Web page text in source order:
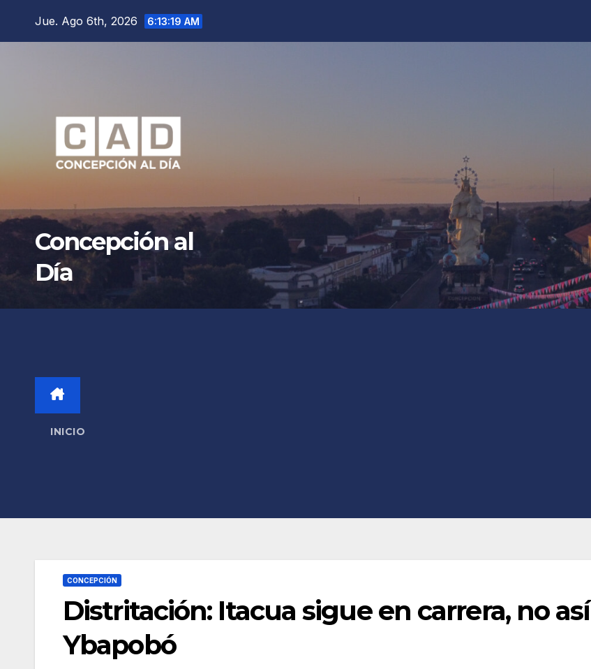
Jue. Ago 6th, 2026 6:13:21 AM
Concepción al
Día
INICIO
CONCEPCIÓN
Distritación: Itacua sigue en carrera, no así
Ybapobó